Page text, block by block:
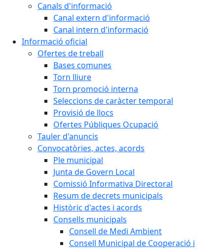
Canals d'informació
Canal extern d'informació
Canal intern d'informació
Informació oficial
Ofertes de treball
Bases comunes
Torn lliure
Torn promoció interna
Seleccions de caràcter temporal
Provisió de llocs
Ofertes Públiques Ocupació
Tauler d'anuncis
Convocatòries, actes, acords
Ple municipal
Junta de Govern Local
Comissió Informativa Directoral
Resum de decrets municipals
Històric d'actes i acords
Consells municipals
Consell de Medi Ambient
Consell Municipal de Cooperació i